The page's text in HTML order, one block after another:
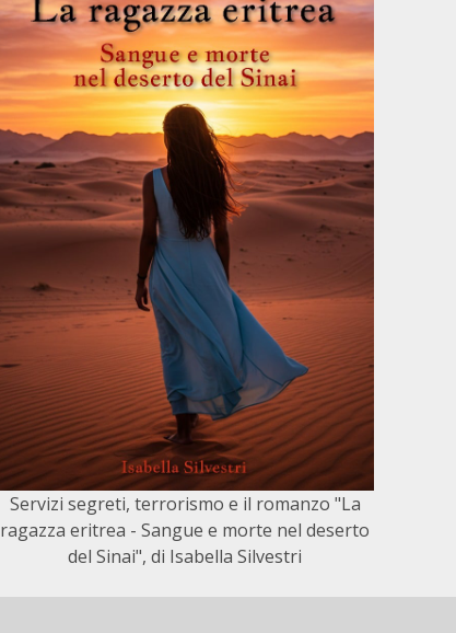
Servizi segreti, terrorismo e il romanzo "La
ragazza eritrea - Sangue e morte nel deserto
del Sinai", di Isabella Silvestri